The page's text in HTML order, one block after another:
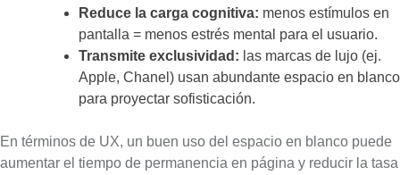
Reduce la carga cognitiva: menos estímulos en
pantalla = menos estrés mental para el usuario.
Transmite exclusividad: las marcas de lujo (ej.
Apple, Chanel) usan abundante espacio en blanco
para proyectar sofisticación.
En términos de UX, un buen uso del espacio en blanco puede
aumentar el tiempo de permanencia en página y reducir la tasa